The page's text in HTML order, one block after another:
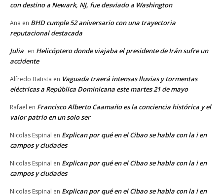
con destino a Newark, NJ, fue desviado a Washington
Ana en BHD cumple 52 aniversario con una trayectoria
reputacional destacada
Julia en Helicóptero donde viajaba el presidente de Irán sufre un
accidente
Alfredo Batista en Vaguada traerá intensas lluvias y tormentas
eléctricas a República Dominicana este martes 21 de mayo
Rafael en Francisco Alberto Caamaño es la conciencia histórica y el
valor patrio en un solo ser
Nicolas Espinal en Explican por qué en el Cibao se habla con la i en
campos y ciudades
Nicolas Espinal en Explican por qué en el Cibao se habla con la i en
campos y ciudades
Nicolas Espinal en Explican por qué en el Cibao se habla con la i en